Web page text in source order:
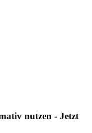
nutzen - Jetzt